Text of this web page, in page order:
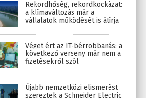
Rekordhőség, rekordkockázat:
a klímaváltozás már a
vállalatok működését is átírja
Véget ért az IT-bérrobbanás: a
következő verseny már nem a
fizetésekről szól
Újabb nemzetközi elismerést
szereztek a Schneider Electric